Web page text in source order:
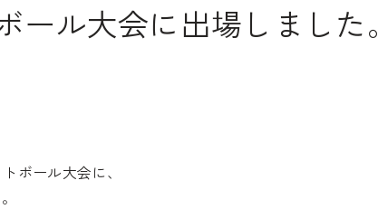
ル大会に出場しました。
ボール大会に、